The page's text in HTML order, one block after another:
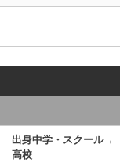
出身中学・スクール→
高校